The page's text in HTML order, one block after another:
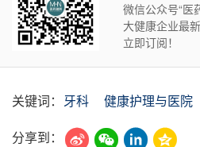
微信公众号“医
大健康企业最
立即订阅！
关键词： 牙科 健康护理与医院
分享到：